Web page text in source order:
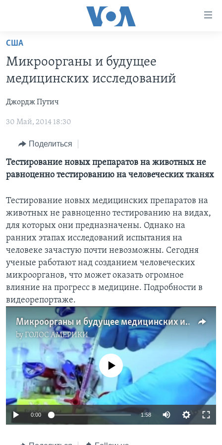
Перейти
основной
контент
навигации
Перейти
поиск
ПРОГРАММЫ
НОВОСТИ ЗА МИНУТУ
ИТОГИ
ПОЧЕМУ ЭТО ВАЖНО?
ДИСКУССИЯ VOA
ДЕТАЛИ
АМЕРИКА. БОЛЬШОЕ ПУТЕШЕСТВИЕ
УЧИМ АНГЛИЙСКИЙ
НАША АМЕРИКАНСКАЯ ИСТОРИЯ
А КАК В АМЕРИКЕ?
АРТЕФАКТЫ
АМЕРИКАНСКИЕ ГОРОДКИ
ЭКСПЕРТИЗА
ИНТЕРВЬЮ
ФАКТЫ ПРОТИВ ФЕЙКОВ
ЗА СВОБОДУ ПРЕССЫ
УЧИМ АНГЛИЙСКИЙ
ВИДЕО
ПОДПИСКА НА НОВОСТИ
Learning English
СОЦИАЛЬНЫЕ СЕТИ
США
Микроорганы и будущее
медицинских исследований
Джордж Путич
30 Май, 2014 18:30
Поделиться
Тестирование новых препаратов на животных не
равноценно тестированию на человеческих тканях
Тестирование новых медицинских препаратов на
животных не равноценно тестированию на видах,
для которых они предназначены. Однако на
ранних этапах исследований испытания на
человеке зачастую почти невозможны. Сегодня
ученые работают над созданием человеческих
микроорганов, что может оказать огромное
влияние на прогресс в медицине. Подробности в
видеорепортаже.
Микроорганы и будущее медицинских исследований
byГОЛОС АМЕРИКИ
No media source currently available
0:00 1:58